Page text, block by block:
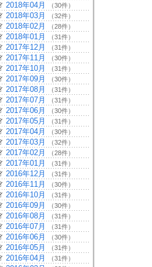
2018年04月 （30件）
2018年03月 （32件）
2018年02月 （28件）
2018年01月 （31件）
2017年12月 （31件）
2017年11月 （30件）
2017年10月 （31件）
2017年09月 （30件）
2017年08月 （31件）
2017年07月 （31件）
2017年06月 （30件）
2017年05月 （31件）
2017年04月 （30件）
2017年03月 （32件）
2017年02月 （28件）
2017年01月 （31件）
2016年12月 （31件）
2016年11月 （30件）
2016年10月 （31件）
2016年09月 （30件）
2016年08月 （31件）
2016年07月 （31件）
2016年06月 （30件）
2016年05月 （31件）
2016年04月 （31件）